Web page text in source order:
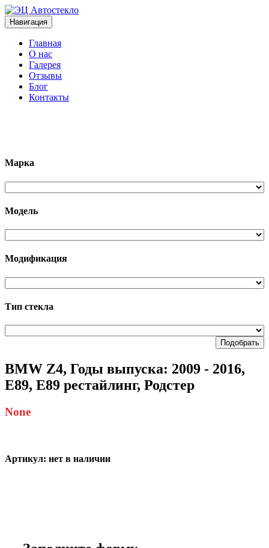
Навигация
Главная
О нас
Галерея
Отзывы
Блог
Контакты
Марка
Модель
Модификация
Тип стекла
Подобрать
BMW Z4, Годы выпуска: 2009 - 2016,
E89, E89 рестайлинг, Родстер
None
Артикул: нет в наличии